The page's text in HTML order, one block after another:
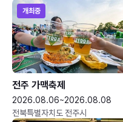
개최중
전주 가맥축제
2026.08.06~2026.08.08
전북특별자치도 전주시